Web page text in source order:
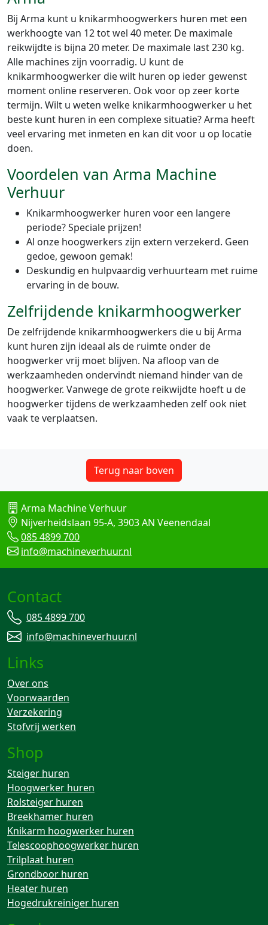
Bij Arma kunt u knikarmhoogwerkers huren met een
werkhoogte van 12 tot wel 40 meter. De maximale
reikwijdte is bijna 20 meter. De maximale last 230 kg.
Alle machines zijn voorradig. U kunt de
knikarmhoogwerker die wilt huren op ieder gewenst
moment online reserveren. Ook voor op zeer korte
termijn. Wilt u weten welke knikarmhoogwerker u het
beste kunt huren in een complexe situatie? Arma heeft
veel ervaring met inmeten en kan dit voor u op locatie
doen.
Voordelen van Arma Machine
Verhuur
Knikarmhoogwerker huren voor een langere
periode? Speciale prijzen!
Al onze hoogwerkers zijn extern verzekerd. Geen
gedoe, gewoon gemak!
Deskundig en hulpvaardig verhuurteam met ruime
ervaring in de bouw.
Zelfrijdende knikarmhoogwerker
De zelfrijdende knikarmhoogwerkers die u bij Arma
kunt huren zijn ideaal als de ruimte onder de
hoogwerker vrij moet blijven. Na afloop van de
werkzaamheden ondervindt niemand hinder van de
hoogwerker. Vanwege de grote reikwijdte hoeft u de
hoogwerker tijdens de werkzaamheden zelf ook niet
vaak te verplaatsen.
Terug naar boven
Arma Machine Verhuur
Nijverheidslaan 95-A, 3903 AN Veenendaal
085 4899 700
info@machineverhuur.nl
Contact
085 4899 700
info@machineverhuur.nl
Links
Over ons
Voorwaarden
Verzekering
Stofvrij werken
Shop
Steiger huren
Hoogwerker huren
Rolsteiger huren
Breekhamer huren
Knikarm hoogwerker huren
Telescoophoogwerker huren
Trilplaat huren
Grondboor huren
Heater huren
Hogedrukreiniger huren